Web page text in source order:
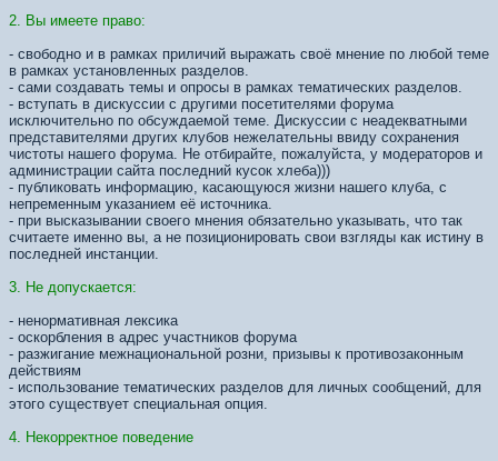
2. Вы имеете право:
- свободно и в рамках приличий выражать своё мнение по любой теме
в рамках установленных разделов.
- сами создавать темы и опросы в рамках тематических разделов.
- вступать в дискуссии с другими посетителями форума
исключительно по обсуждаемой теме. Дискуссии с неадекватными
представителями других клубов нежелательны ввиду сохранения
чистоты нашего форума. Не отбирайте, пожалуйста, у модераторов и
администрации сайта последний кусок хлеба)))
- публиковать информацию, касающуюся жизни нашего клуба, с
непременным указанием её источника.
- при высказывании своего мнения обязательно указывать, что так
считаете именно вы, а не позиционировать свои взгляды как истину в
последней инстанции.
3. Не допускается:
- ненормативная лексика
- оскорбления в адрес участников форума
- разжигание межнациональной розни, призывы к противозаконным
действиям
- использование тематических разделов для личных сообщений, для
этого существует специальная опция.
4. Некорректное поведение